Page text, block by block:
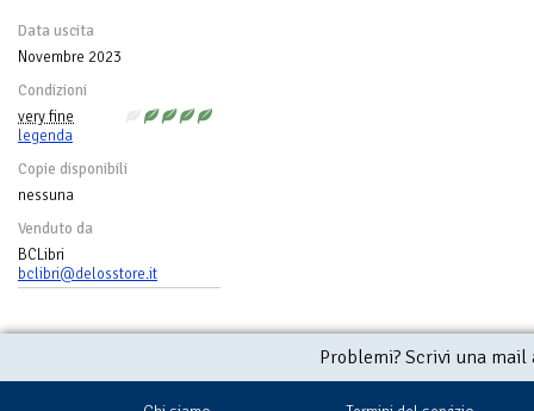
Data uscita
Novembre 2023
Condizioni
very fine
legenda
Copie disponibili
nessuna
Venduto da
BCLibri
bclibri@delosstore.it
Problemi? Scrivi una